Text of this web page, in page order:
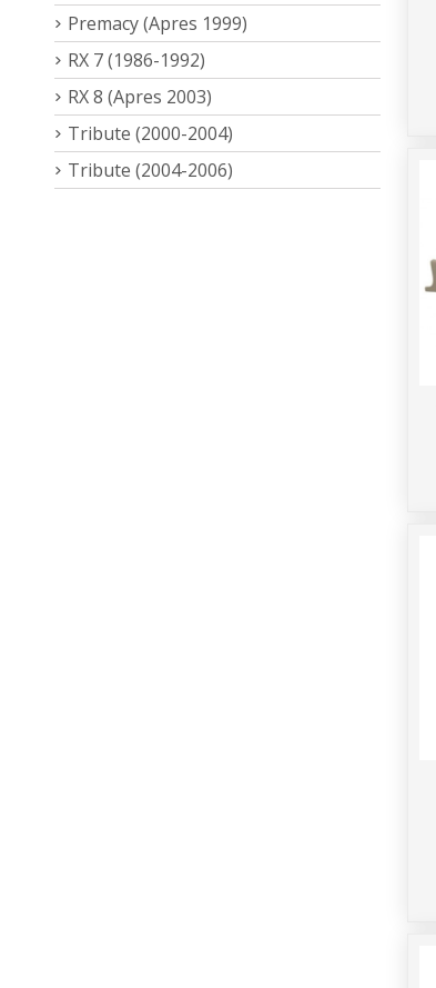
Premacy (Apres 1999)
RX 7 (1986-1992)
RX 8 (Apres 2003)
Tribute (2000-2004)
Tribute (2004-2006)